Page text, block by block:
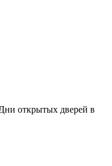
открытых дверей в